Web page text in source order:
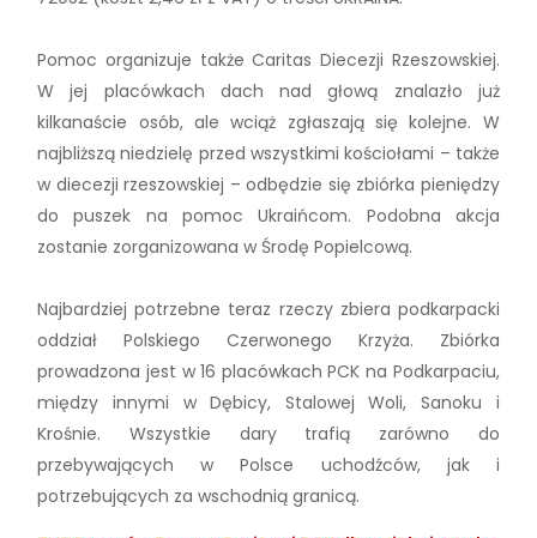
Pomoc organizuje także Caritas Diecezji Rzeszowskiej.
W jej placówkach dach nad głową znalazło już
kilkanaście osób, ale wciąż zgłaszają się kolejne. W
najbliższą niedzielę przed wszystkimi kościołami – także
w diecezji rzeszowskiej – odbędzie się zbiórka pieniędzy
do puszek na pomoc Ukraińcom. Podobna akcja
zostanie zorganizowana w Środę Popielcową.
Najbardziej potrzebne teraz rzeczy zbiera podkarpacki
oddział Polskiego Czerwonego Krzyża. Zbiórka
prowadzona jest w 16 placówkach PCK na Podkarpaciu,
między innymi w Dębicy, Stalowej Woli, Sanoku i
Krośnie. Wszystkie dary trafią zarówno do
przebywających w Polsce uchodźców, jak i
potrzebujących za wschodnią granicą.